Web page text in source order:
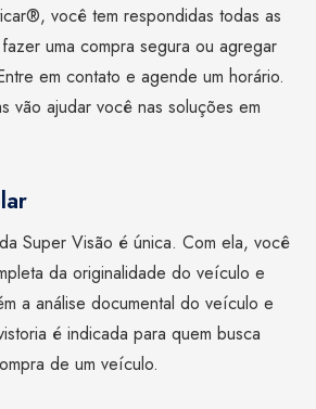
você tem respondidas todas as
uma compra segura ou agregar
em contato e agende um horário.
vão ajudar você nas soluções em
Super Visão é única. Com ela, você
da originalidade do veículo e
a análise documental do veículo e
é indicada para quem busca
de um veículo.